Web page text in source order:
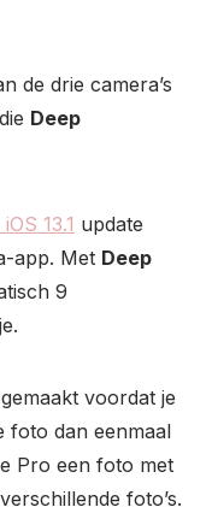
de drie camera’s
Deep
iOS 13.1 update
app. Met Deep
9
voordat je
foto dan eenmaal
Pro een foto met
foto’s.